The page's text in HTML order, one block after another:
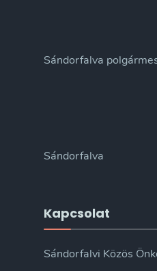
Sándorfalva
Sándorfalva
Kapcsolat
Sándorfalvi Közös